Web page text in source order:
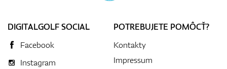
DIGITALGOLF SOCIAL
Facebook
Instagram
POTREBUJETE POMÔCŤ?
Kontakty
Impressum